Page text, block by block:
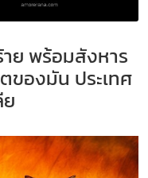
ย พร้อมสังหาร
ของมัน ประเทศ